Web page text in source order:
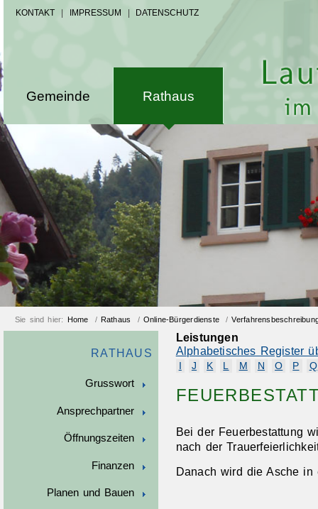
KONTAKT IMPRESSUM DATENSCHUTZ
Gemeinde Rathaus
Sie sind hier: Home / Rathaus / Online-Bürgerdienste /
RATHAUS
Grusswort
Ansprechpartner
Öffnungszeiten
Finanzen
Planen und Bauen
Leistungen
Alphabetisches Register
J K L M N O P Q
Bei der Feuerbestattung
nach der
Danach wird die Asche in